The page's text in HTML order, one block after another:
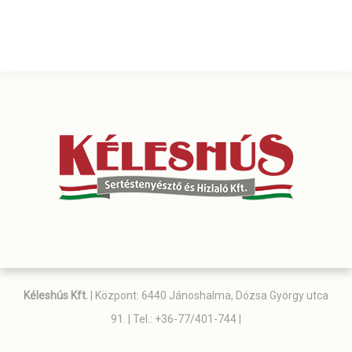
Kéleshús Kft. | Központ: 6440 Jánoshalma, Dózsa György utca
91. | Tel.: +36-77/401-744 |